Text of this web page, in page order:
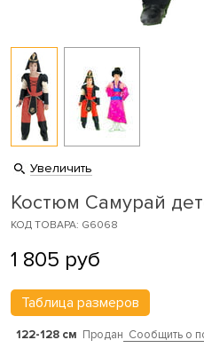
Увеличить
Костюм Самурай
КОД ТОВАРА: G6068
1 805 руб
Таблица размеров
122-128 см Продан Сообщить о